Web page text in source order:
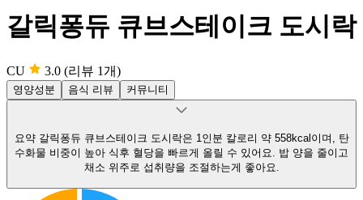
갈릭퐁듀 큐브스테이크 도시락
CU 3.0 (리뷰 1개)
영양성분 음식 리뷰 커뮤니티
요약 갈릭퐁듀 큐브스테이크 도시락은 1인분 칼로리 약 558kcal이며, 탄
수화물 비중이 높아 식후 혈당을 빠르게 올릴 수 있어요. 밥 양을 줄이고
채소 위주로 섭취량을 조절하는게 좋아요.